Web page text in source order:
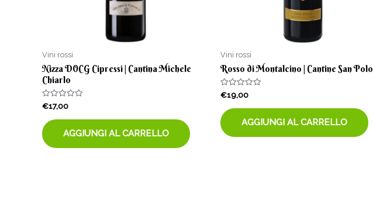
Vini rossi
Nizza DOCG Cipressi | Cantina Michele
Chiarlo
Valutato
0
su
5
€17,00
AGGIUNGI AL CARRELLO
Vini rossi
Rosso di Montalcino | Cantine San Polo
Valutato
0
su
5
€19,00
AGGIUNGI AL CARRELLO